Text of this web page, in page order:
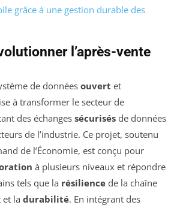
grâce à une gestion durable des
l’après-vente
de données ouvert et
à transformer le secteur de
des échanges sécurisés de données
de l’industrie. Ce projet, soutenu
de l’Économie, est conçu pour
à plusieurs niveaux et répondre
tels que la résilience de la chaîne
et la durabilité. En intégrant des